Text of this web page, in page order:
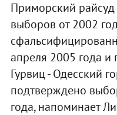
Приморский
выборов от 2002
апреля 2005 года и
Гурвиц - Одесский
подтверждено
года, напоминает